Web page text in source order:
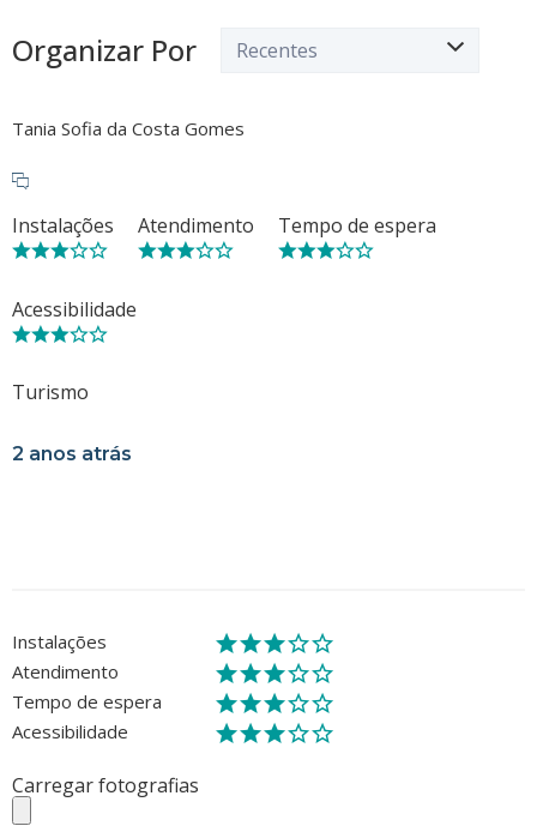
Organizar Por
Tania Sofia da Costa Gomes
Instalações Atendimento Tempo de espera
Acessibilidade
Turismo
2 anos atrás
Instalações
Atendimento
Tempo de espera
Acessibilidade
Carregar fotografias